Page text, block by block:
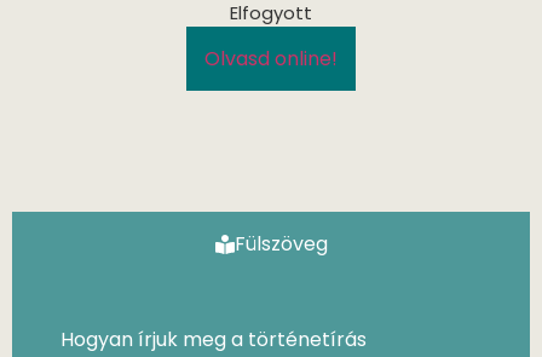
Elfogyott
Olvasd online!
Fülszöveg
Hogyan írjuk meg a történetírás